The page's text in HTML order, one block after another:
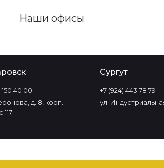
Наши офисы
150 40 00
д. 8, корп.
117
Сургут
+7 (924) 443 78 79
ул.